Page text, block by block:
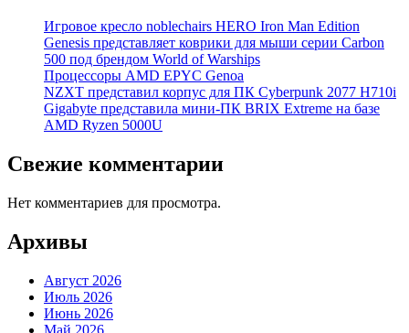
Игровое кресло noblechairs HERO Iron Man Edition
Genesis представляет коврики для мыши серии Carbon
500 под брендом World of Warships
Процессоры AMD EPYC Genoa
NZXT представил корпус для ПК Cyberpunk 2077 H710i
Gigabyte представила мини-ПК BRIX Extreme на базе
AMD Ryzen 5000U
Свежие комментарии
Нет комментариев для просмотра.
Архивы
Август 2026
Июль 2026
Июнь 2026
Май 2026